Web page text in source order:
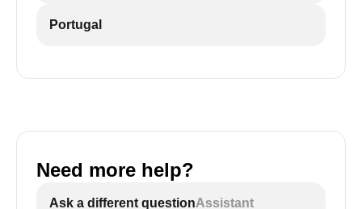
Portugal
Need more help?
Ask a different questionAssistant